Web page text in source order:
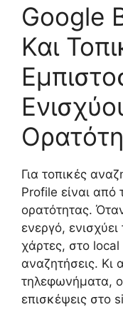
Google
Και
Για τοπικές
Profile είναι από
ορατότητας.
ενεργό,
χάρτες, στο local
αναζητήσεις. Κι
τηλεφωνήματα,
επισκέψεις στο